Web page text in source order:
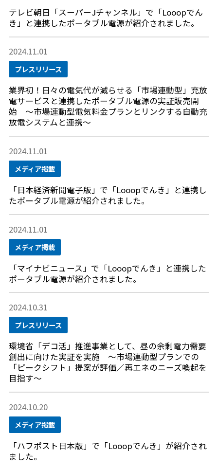
テレビ朝日「スーパーJチャンネル」で「Looopでん
き」と連携したポータブル電源が紹介されました。
2024.11.01
プレスリリース
業界初！日々の電気代が減らせる「市場連動型」充放
電サービスと連携したポータブル電源の実証販売開
始 ～市場連動型電気料金プランとリンクする自動充
放電システムと連携～
2024.11.01
メディア掲載
「日本経済新聞電子版」で「Looopでんき」と連携し
たポータブル電源が紹介されました。
2024.11.01
メディア掲載
「マイナビニュース」で「Looopでんき」と連携した
ポータブル電源が紹介されました。
2024.10.31
プレスリリース
環境省「デコ活」推進事業として、昼の余剰電力需要
創出に向けた実証を実施 ～市場連動型プランでの
「ピークシフト」提案が評価／再エネのニーズ喚起を
目指す～
2024.10.20
メディア掲載
「ハフポスト日本版」で「Looopでんき」が紹介され
ました。